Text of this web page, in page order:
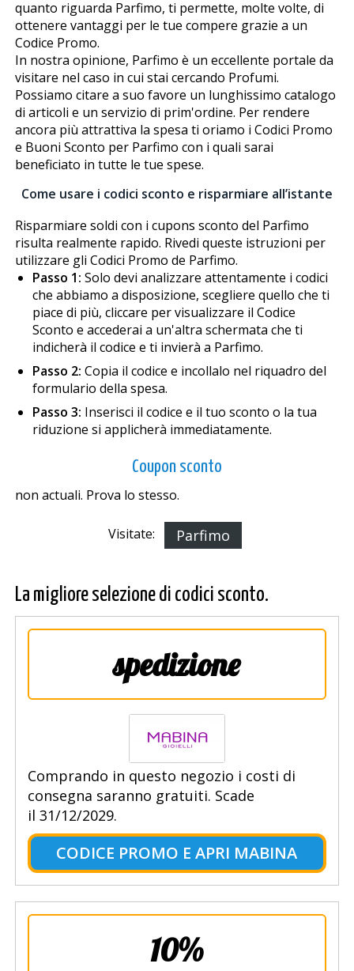
quanto riguarda Parfimo, ti permette, molte volte, di
ottenere vantaggi per le tue compere grazie a un
Codice Promo.
In nostra opinione, Parfimo è un eccellente portale da
visitare nel caso in cui stai cercando Profumi.
Possiamo citare a suo favore un lunghissimo catalogo
di articoli e un servizio di prim'ordine. Per rendere
ancora più attrattiva la spesa ti offriamo i Codici Promo
e Buoni Sconto per Parfimo con i quali sarai
beneficiato in tutte le tue spese.
Come usare i codici sconto e risparmiare all’istante
Risparmiare soldi con i cupons sconto del Parfimo
risulta realmente rapido. Rivedi queste istruzioni per
utilizzare gli Codici Promo de Parfimo.
Passo 1: Solo devi analizzare attentamente i codici
che abbiamo a disposizione, scegliere quello che ti
piace di più, cliccare per visualizzare il Codice
Sconto e accederai a un'altra schermata che ti
indicherà il codice e ti invierà a Parfimo.
Passo 2: Copia il codice e incollalo nel riquadro del
formulario della spesa.
Passo 3: Inserisci il codice e il tuo sconto o la tua
riduzione si applicherà immediatamente.
Coupon sconto
non actuali. Prova lo stesso.
Visitate: Parfimo
La migliore selezione di codici sconto.
spedizione
Comprando in questo negozio i costi di
consegna saranno gratuiti. Scade
il 31/12/2029.
CODICE PROMO E APRI MABINA
10%